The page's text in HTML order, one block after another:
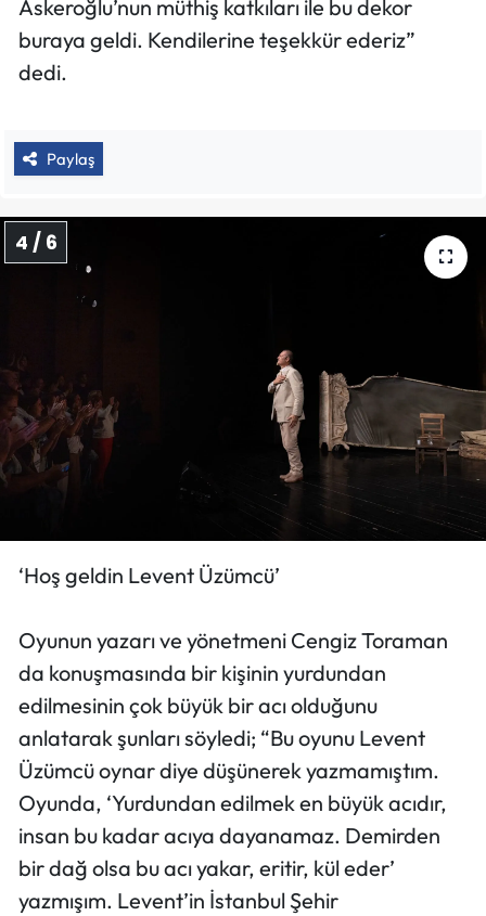
Askeroğlu’nun müthiş katkıları ile bu dekor
buraya geldi. Kendilerine teşekkür ederiz”
dedi.
Paylaş
4 / 6
​​​​​​​‘Hoş geldin Levent Üzümcü’
Oyunun yazarı ve yönetmeni Cengiz Toraman
da konuşmasında bir kişinin yurdundan
edilmesinin çok büyük bir acı olduğunu
anlatarak şunları söyledi; “Bu oyunu Levent
Üzümcü oynar diye düşünerek yazmamıştım.
Oyunda, ‘Yurdundan edilmek en büyük acıdır,
insan bu kadar acıya dayanamaz. Demirden
bir dağ olsa bu acı yakar, eritir, kül eder’
yazmışım. Levent’in İstanbul Şehir